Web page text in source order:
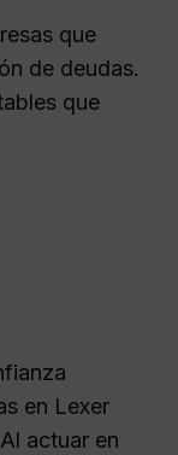
que
de deudas.
que
en Lexer
actuar en